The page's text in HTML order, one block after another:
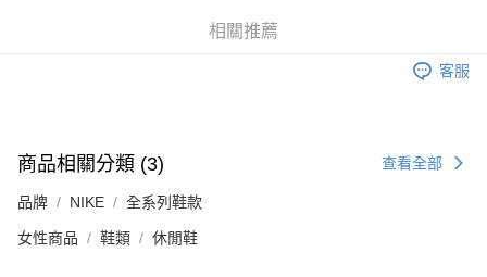
相關推薦
客服
商品相關分類 (3) 查看全部
品牌 NIKE 全系列鞋款
女性商品 鞋類 休閒鞋